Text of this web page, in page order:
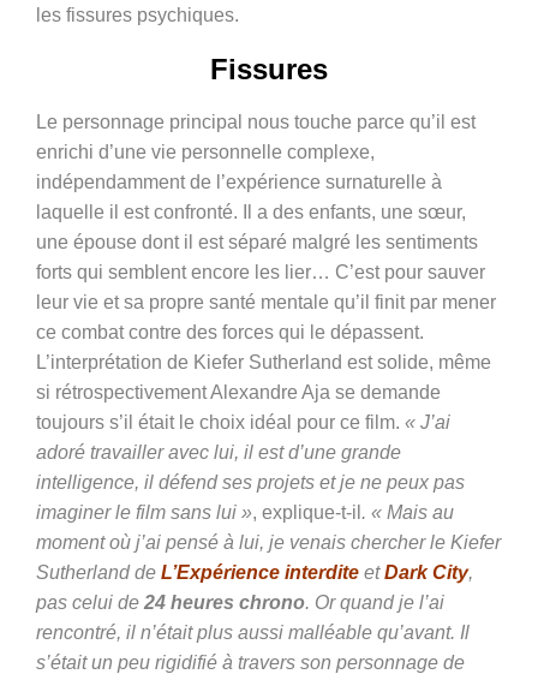
les fissures psychiques.
Fissures
Le personnage principal nous touche parce qu’il est
enrichi d’une vie personnelle complexe,
indépendamment de l’expérience surnaturelle à
laquelle il est confronté. Il a des enfants, une sœur,
une épouse dont il est séparé malgré les sentiments
forts qui semblent encore les lier… C’est pour sauver
leur vie et sa propre santé mentale qu’il finit par mener
ce combat contre des forces qui le dépassent.
L’interprétation de Kiefer Sutherland est solide, même
si rétrospectivement Alexandre Aja se demande
toujours s’il était le choix idéal pour ce film. « J’ai
adoré travailler avec lui, il est d’une grande
intelligence, il défend ses projets et je ne peux pas
imaginer le film sans lui », explique-t-il . « Mais au
moment où j’ai pensé à lui, je venais chercher le Kiefer
Sutherland de L’Expérience interdite etDark City,
pas celui de 24 heures chrono. Or quand je l’ai
rencontré, il n’était plus aussi malléable qu’avant. Il
s’était un peu rigidifié à travers son personnage de